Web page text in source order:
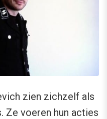
zien zichzelf als
Ze voeren hun acties